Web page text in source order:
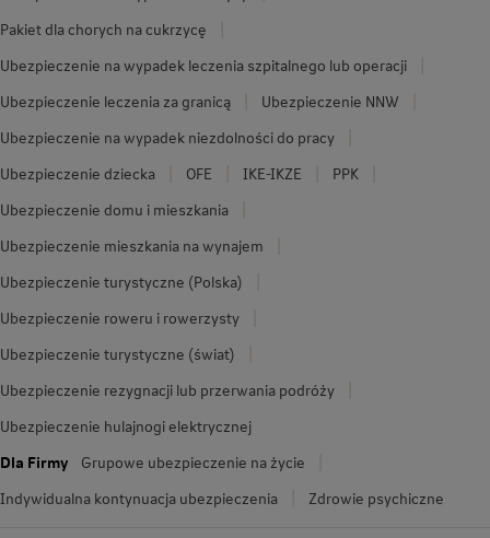
Pakiet dla chorych na cukrzycę
Ubezpieczenie na wypadek leczenia szpitalnego lub operacji
Ubezpieczenie leczenia za granicą
Ubezpieczenie NNW
Ubezpieczenie na wypadek niezdolności do pracy
Ubezpieczenie dziecka
OFE IKE-IKZE
PPK
Ubezpieczenie domu i mieszkania
Ubezpieczenie mieszkania na wynajem
Ubezpieczenie turystyczne (Polska)
Ubezpieczenie roweru i rowerzysty
Ubezpieczenie turystyczne (świat)
Ubezpieczenie rezygnacji lub przerwania podróży
Ubezpieczenie hulajnogi elektrycznej
Dla Firmy
Grupowe ubezpieczenie na życie
Indywidualna kontynuacja ubezpieczenia
Zdrowie psychiczne